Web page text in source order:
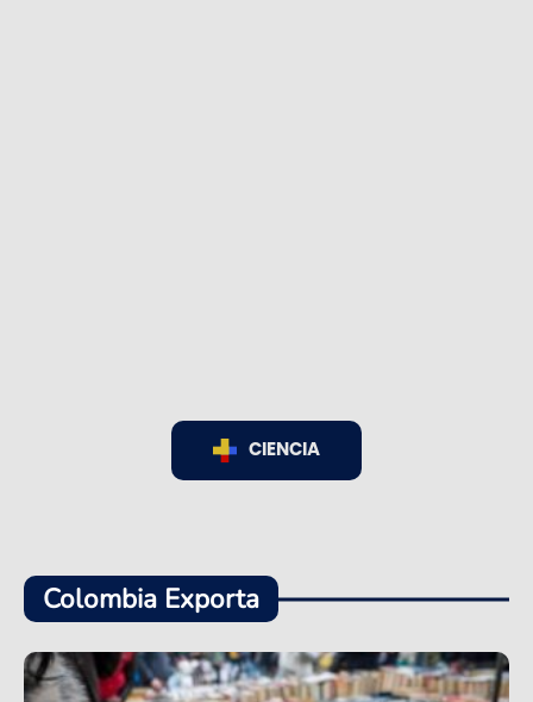
CIENCIA
Colombia Exporta